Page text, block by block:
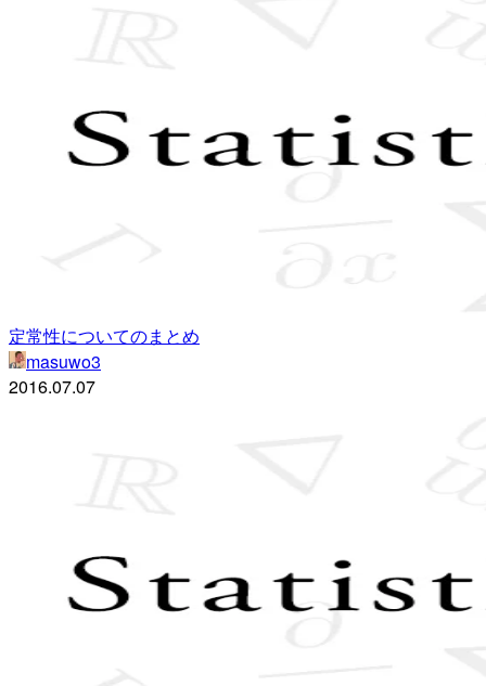
定常性についてのまとめ
masuwo3
2016.07.07